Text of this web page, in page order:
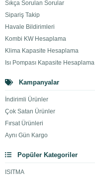
Sıkça Sorulan Sorular
Sipariş Takip
Havale Bildirimleri
Kombi KW Hesaplama
Klima Kapasite Hesaplama
Isı Pompası Kapasite Hesaplama
Kampanyalar
İndirimli Ürünler
Çok Satan Ürünler
Fırsat Ürünleri
Aynı Gün Kargo
Popüler Kategoriler
ISITMA